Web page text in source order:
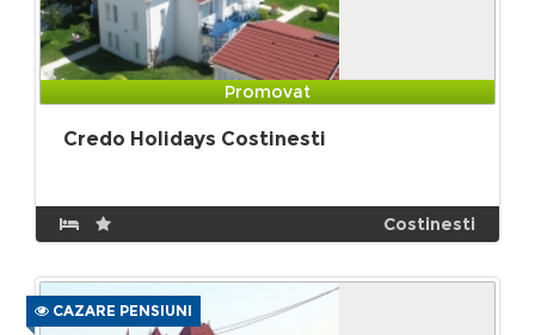
Promovat
Credo Holidays Costinesti
Costinesti
CAZARE PENSIUNI